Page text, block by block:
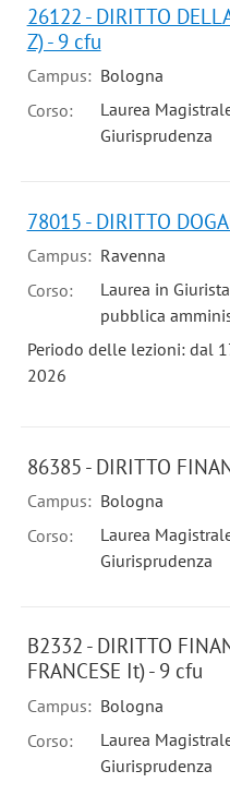
26122 - DIRITTO
Z) - 9 cfu
Campus: Bologna
Corso:
Laurea
Giurisprudenza
78015 - DIRITTO
Campus: Ravenna
Corso:
Laurea in
pubblica
Periodo delle lezioni: dal
2026
86385 - DIRITTO
Campus: Bologna
Corso:
Laurea
Giurisprudenza
B2332 - DIRITTO
FRANCESE It) - 9 cfu
Campus: Bologna
Corso:
Laurea
Giurisprudenza